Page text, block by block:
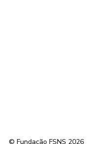
© Fundação FSNS 2026